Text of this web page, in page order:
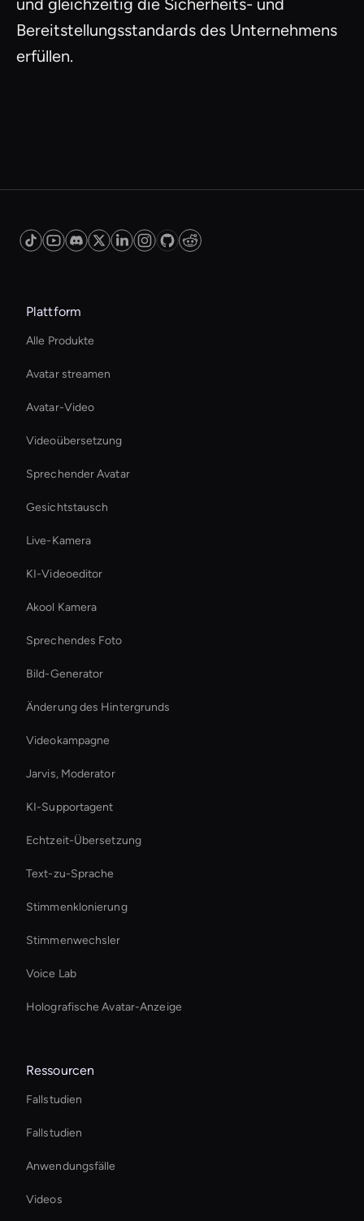
und gleichzeitig die Sicherheits- und
Bereitstellungsstandards des Unternehmens
erfüllen.
Plattform
Alle Produkte
Avatar streamen
Avatar-Video
Videoübersetzung
Sprechender Avatar
Gesichtstausch
Live-Kamera
KI-Videoeditor
Akool Kamera
Sprechendes Foto
Bild-Generator
Änderung des Hintergrunds
Videokampagne
Jarvis, Moderator
KI-Supportagent
Echtzeit-Übersetzung
Text-zu-Sprache
Stimmenklonierung
Stimmenwechsler
Voice Lab
Holografische Avatar-Anzeige
Ressourcen
Fallstudien
Fallstudien
Anwendungsfälle
Videos